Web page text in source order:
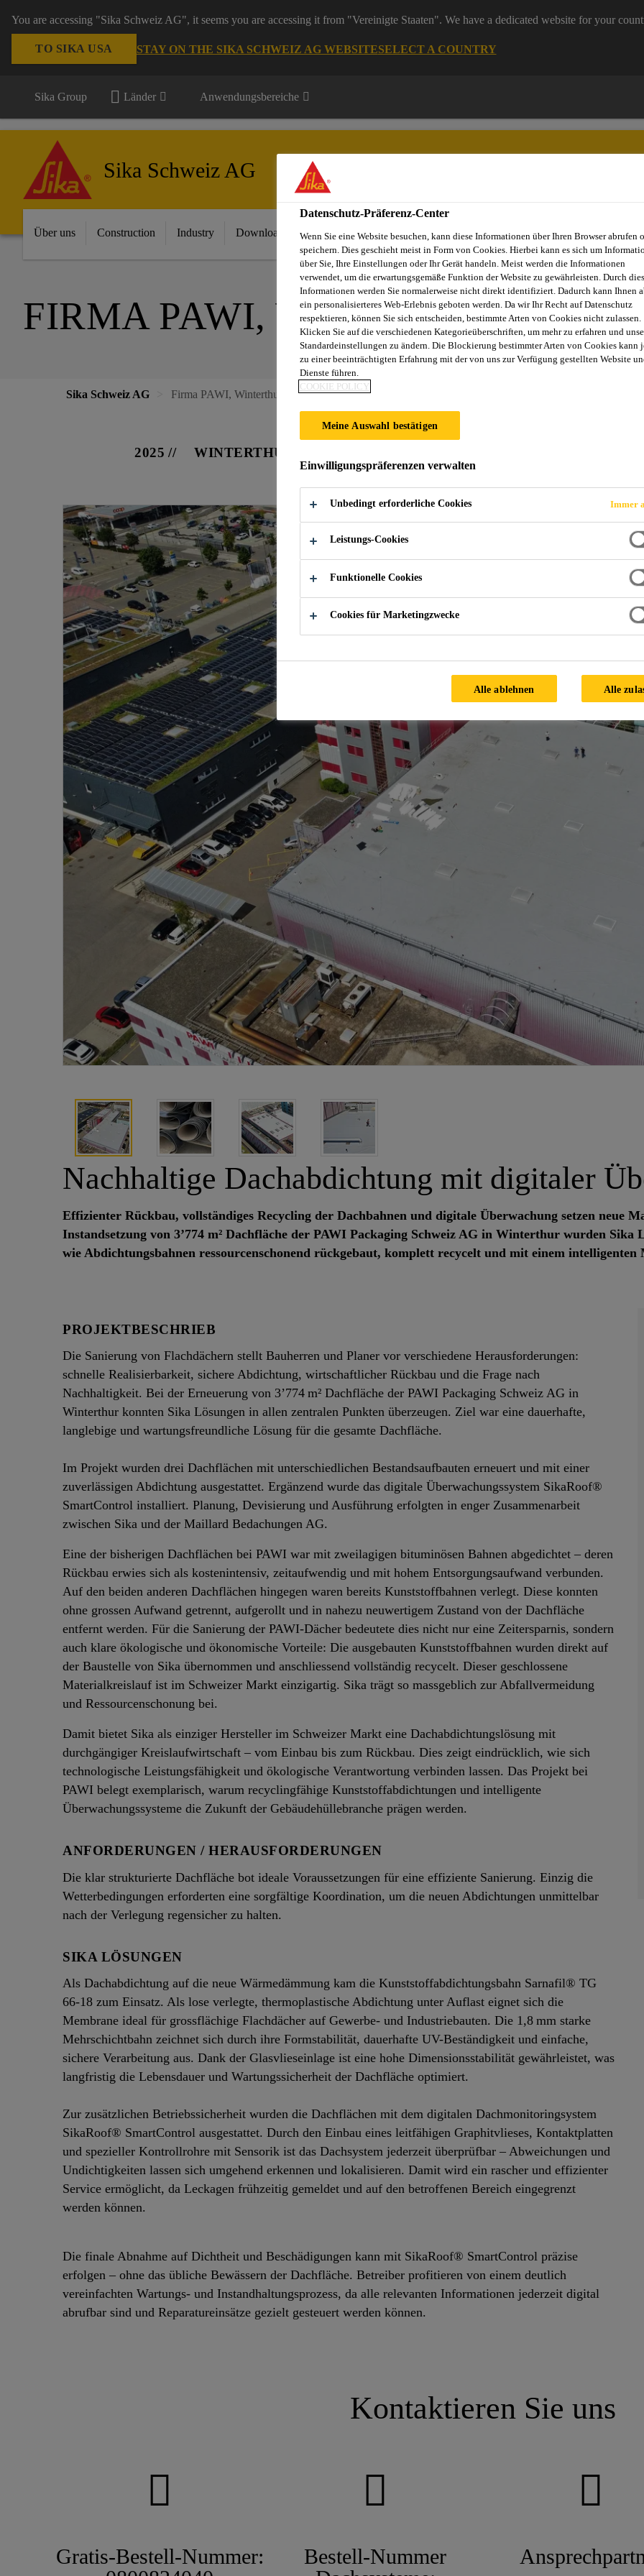
You are accessing "Sika Schweiz AG", it seems you are accessing it from "Vereinigte Staaten". We have a dedicated website for your
TO SIKA USA STAY ON THE SIKA SCHWEIZ AG WEBSITESELECT A COUNTRY
Sika Group Länder Anwendungsbereiche
Sika Schweiz AG
Über uns Construction Industry Download Center Dienstleistungen News Sika Brands Ansprechpartner
FIRMA PAWI, WINTERTHUR
Sika Schweiz AG Firma PAWI, Winterthur
2025 WINTERTHUR
Nachhaltige Dachabdichtung mit digitaler
Effizienter Rückbau, vollständiges Recycling der Dachbahnen und digitale Überwachung setzen neue
Instandsetzung von 3’774 m² Dachfläche der PAWI Packaging Schweiz AG in Winterthur wurden Sika
wie Abdichtungsbahnen ressourcenschonend rückgebaut, komplett recycelt und mit einem
PROJEKTBESCHRIEB
Die Sanierung von Flachdächern stellt Bauherren und Planer vor verschiedene Herausforderungen:
schnelle Realisierbarkeit, sichere Abdichtung, wirtschaftlicher Rückbau und die Frage nach
Nachhaltigkeit. Bei der Erneuerung von 3’774 m² Dachfläche der PAWI Packaging Schweiz AG in
Winterthur konnten Sika Lösungen in allen zentralen Punkten überzeugen. Ziel war eine dauerhafte,
langlebige und wartungsfreundliche Lösung für die gesamte Dachfläche.
Im Projekt wurden drei Dachflächen mit unterschiedlichen Bestandsaufbauten erneuert und mit einer
zuverlässigen Abdichtung ausgestattet. Ergänzend wurde das digitale Überwachungssystem SikaRoof®
SmartControl installiert. Planung, Devisierung und Ausführung erfolgten in enger Zusammenarbeit
zwischen Sika und der Maillard Bedachungen AG.
Eine der bisherigen Dachflächen bei PAWI war mit zweilagigen bituminösen Bahnen abgedichtet – deren
Rückbau erwies sich als kostenintensiv, zeitaufwendig und mit hohem Entsorgungsaufwand verbunden.
Auf den beiden anderen Dachflächen hingegen waren bereits Kunststoffbahnen verlegt. Diese konnten
ohne grossen Aufwand getrennt, aufgerollt und in nahezu neuwertigem Zustand von der Dachfläche
entfernt werden. Für die Sanierung der PAWI-Dächer bedeutete dies nicht nur eine Zeitersparnis, sondern
auch klare ökologische und ökonomische Vorteile: Die ausgebauten Kunststoffbahnen wurden direkt auf
der Baustelle von Sika übernommen und anschliessend vollständig recycelt. Dieser geschlossene
Materialkreislauf ist im Schweizer Markt einzigartig. Sika trägt so massgeblich zur Abfallvermeidung
und Ressourcenschonung bei.
Damit bietet Sika als einziger Hersteller im Schweizer Markt eine Dachabdichtungslösung mit
durchgängiger Kreislaufwirtschaft – vom Einbau bis zum Rückbau. Dies zeigt eindrücklich, wie sich
technologische Leistungsfähigkeit und ökologische Verantwortung verbinden lassen. Das Projekt bei
PAWI belegt exemplarisch, warum recyclingfähige Kunststoffabdichtungen und intelligente
Überwachungssysteme die Zukunft der Gebäudehüllebranche prägen werden.
ANFORDERUNGEN / HERAUSFORDERUNGEN
Die klar strukturierte Dachfläche bot ideale Voraussetzungen für eine effiziente Sanierung. Einzig die
Wetterbedingungen erforderten eine sorgfältige Koordination, um die neuen Abdichtungen unmittelbar
nach der Verlegung regensicher zu halten.
SIKA LÖSUNGEN
Als Dachabdichtung auf die neue Wärmedämmung kam die Kunststoffabdichtungsbahn Sarnafil® TG
66-18 zum Einsatz. Als lose verlegte, thermoplastische Abdichtung unter Auflast eignet sich die
Membrane ideal für grossflächige Flachdächer auf Gewerbe- und Industriebauten. Die 1,8 mm starke
Mehrschichtbahn zeichnet sich durch ihre Formstabilität, dauerhafte UV-Beständigkeit und einfache,
sichere Verarbeitung aus. Dank der Glasvlieseinlage ist eine hohe Dimensionsstabilität gewährleistet, was
langfristig die Lebensdauer und Wartungssicherheit der Dachfläche optimiert.
Zur zusätzlichen Betriebssicherheit wurden die Dachflächen mit dem digitalen Dachmonitoringsystem
SikaRoof® SmartControl ausgestattet. Durch den Einbau eines leitfähigen Graphitvlieses, Kontaktplatten
und spezieller Kontrollrohre mit Sensorik ist das Dachsystem jederzeit überprüfbar – Abweichungen und
Undichtigkeiten lassen sich umgehend erkennen und lokalisieren. Damit wird ein rascher und effizienter
Service ermöglicht, da Leckagen frühzeitig gemeldet und auf den betroffenen Bereich eingegrenzt
werden können.
Die finale Abnahme auf Dichtheit und Beschädigungen kann mit SikaRoof® SmartControl präzise
erfolgen – ohne das übliche Bewässern der Dachfläche. Betreiber profitieren von einem deutlich
vereinfachten Wartungs- und Instandhaltungsprozess, da alle relevanten Informationen jederzeit digital
abrufbar sind und Reparatureinsätze gezielt gesteuert werden können.
Kontaktieren Sie uns
Gratis-Bestell-Nummer:
Bestell-Nummer
Datenschutz-Präferenz-Center
Wenn Sie eine Website besuchen, kann diese Informationen über Ihren Browser abrufen
speichern. Dies geschieht meist in Form von Cookies. Hierbei kann es sich um
über Sie, Ihre Einstellungen oder Ihr Gerät handeln. Meist werden die Informationen
verwendet, um die erwartungsgemäße Funktion der Website zu gewährleisten. Durch
Informationen werden Sie normalerweise nicht direkt identifiziert. Dadurch kann Ihnen
ein personalisierteres Web-Erlebnis geboten werden. Da wir Ihr Recht auf Datenschutz
respektieren, können Sie sich entscheiden, bestimmte Arten von Cookies nicht zulassen.
Klicken Sie auf die verschiedenen Kategorieüberschriften, um mehr zu erfahren und
Standardeinstellungen zu ändern. Die Blockierung bestimmter Arten von Cookies kann
zu einer beeinträchtigten Erfahrung mit der von uns zur Verfügung gestellten Website
Dienste führen.
COOKIE POLICY
Meine Auswahl bestätigen
Einwilligungspräferenzen verwalten
Unbedingt erforderliche Cookies Immer
Leistungs-Cookies
Funktionelle Cookies
Cookies für Marketingzwecke
Alle ablehnen Alle